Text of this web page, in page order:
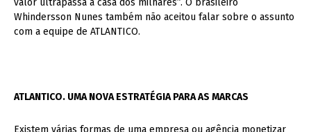
Whindersson Nunes também não aceitou falar sobre o assunto
com a equipe de ATLANTICO.
ATLANTICO. UMA NOVA ESTRATÉGIA PARA AS MARCAS
Existem várias formas de uma empresa ou agência monetizar